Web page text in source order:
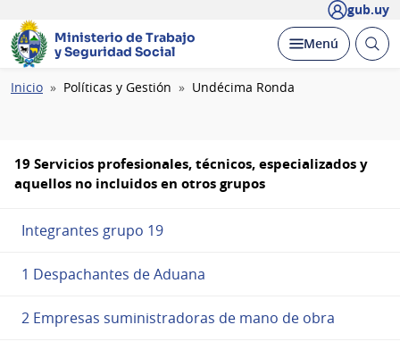
gub.uy
Ministerio de Trabajo
y Seguridad Social
Desplegar
Menú Abrir
Ruta
Inicio Políticas y Gestión Undécima Ronda
19 Servicios profesionales, técnicos, especializados y
aquellos no incluidos en otros grupos
Integrantes grupo 19
1 Despachantes de Aduana
2 Empresas suministradoras de mano de obra